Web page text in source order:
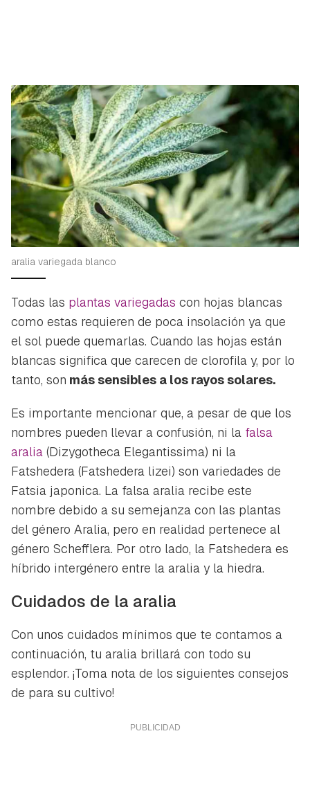
aralia variegada blanco
Todas las plantas variegadas con hojas blancas
como estas requieren de poca insolación ya que
el sol puede quemarlas. Cuando las hojas están
blancas significa que carecen de clorofila y, por lo
tanto, son más sensibles a los rayos solares.
Es importante mencionar que, a pesar de que los
nombres pueden llevar a confusión, ni la falsa
aralia (Dizygotheca Elegantissima) ni la
Fatshedera (Fatshedera lizei) son variedades de
Fatsia japonica. La falsa aralia recibe este
nombre debido a su semejanza con las plantas
del género Aralia, pero en realidad pertenece al
género Schefflera. Por otro lado, la Fatshedera es
híbrido intergénero entre la aralia y la hiedra.
Cuidados de la aralia
Con unos cuidados mínimos que te contamos a
continuación, tu aralia brillará con todo su
esplendor. ¡Toma nota de los siguientes consejos
de para su cultivo!